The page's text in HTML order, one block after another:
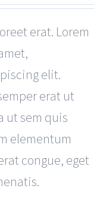
erat. Lorem
elit.
erat ut
ut sem quis
elementum
congue, eget